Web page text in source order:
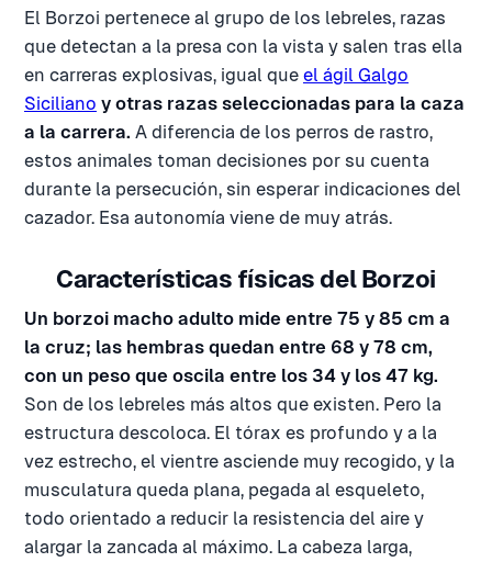
El Borzoi pertenece al grupo de los lebreles, razas
que detectan a la presa con la vista y salen tras ella
en carreras explosivas, igual que el ágil Galgo
Siciliano y otras razas seleccionadas para la caza
a la carrera. A diferencia de los perros de rastro,
estos animales toman decisiones por su cuenta
durante la persecución, sin esperar indicaciones del
cazador. Esa autonomía viene de muy atrás.
Características físicas del Borzoi
Un borzoi macho adulto mide entre 75 y 85 cm a
la cruz; las hembras quedan entre 68 y 78 cm,
con un peso que oscila entre los 34 y los 47 kg.
Son de los lebreles más altos que existen. Pero la
estructura descoloca. El tórax es profundo y a la
vez estrecho, el vientre asciende muy recogido, y la
musculatura queda plana, pegada al esqueleto,
todo orientado a reducir la resistencia del aire y
alargar la zancada al máximo. La cabeza larga,